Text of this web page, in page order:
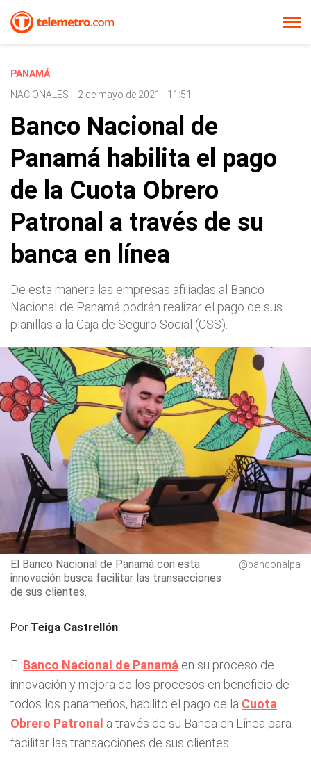
PANAMÁ
NACIONALES - 2 de mayo de 2021 - 11:51
Banco Nacional de
Panamá habilita el pago
de la Cuota Obrero
Patronal a través de su
banca en línea
De esta manera las empresas afiliadas al Banco
Nacional de Panamá podrán realizar el pago de sus
planillas a la Caja de Seguro Social (CSS).
El Banco Nacional de Panamá con esta
innovación busca facilitar las transacciones
de sus clientes.
@banconalpa
Por Teiga Castrellón
El Banco Nacional de Panamá en su proceso de
innovación y mejora de los procesos en beneficio de
todos los panameños, habilitó el pago de la Cuota
Obrero Patronal a través de su Banca en Línea para
facilitar las transacciones de sus clientes.